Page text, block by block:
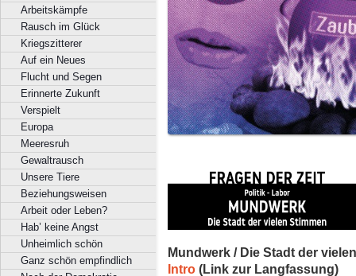
Arbeitskämpfe
Rausch im Glück
Kriegszitterer
Auf ein Neues
Flucht und Segen
Erinnerte Zukunft
Verspielt
Europa
Meeresruh
Gewaltrausch
Unsere Tiere
Beziehungsweisen
Arbeit oder Leben?
Hab’ keine Angst
Unheimlich schön
Ganz schön empfindlich
Mundwerk / Die Stadt der
Intro (Link zur Langfassung)